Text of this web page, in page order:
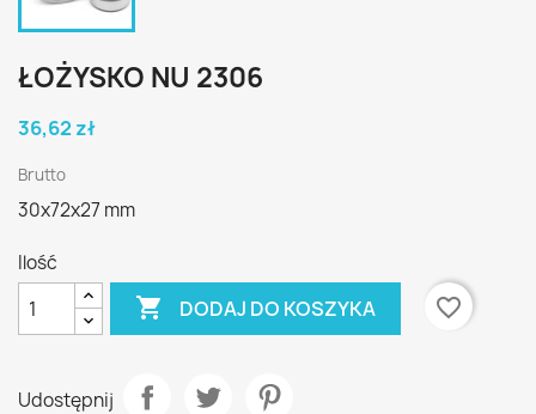
ŁOŻYSKO NU 2306
36,62 zł
Brutto
30x72x27 mm
Ilość
 DODAJ DO KOSZYKA favorite_border
Udostępnij